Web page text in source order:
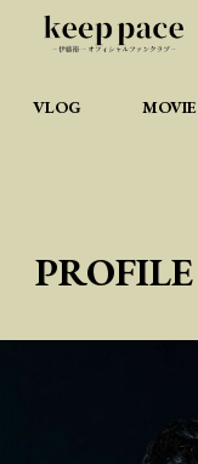
VLOG MOVIE
PROFILE